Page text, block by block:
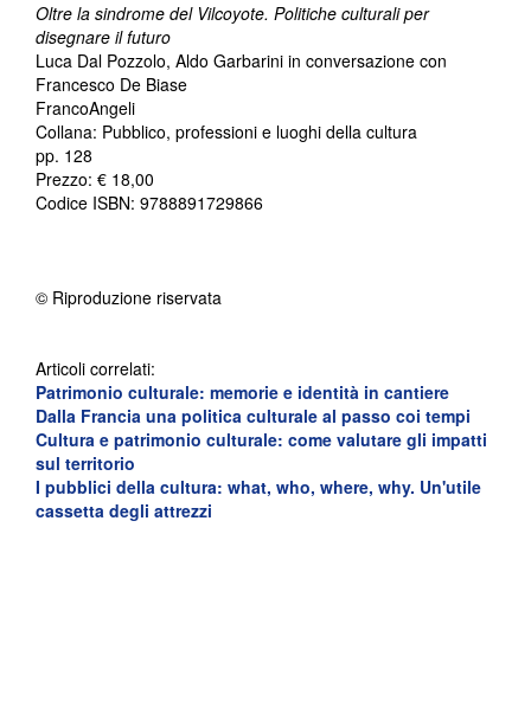
Oltre la sindrome del Vilcoyote. Politiche culturali per
disegnare il futuro
Luca Dal Pozzolo, Aldo Garbarini in conversazione con
Francesco De Biase
FrancoAngeli
Collana: Pubblico, professioni e luoghi della cultura
pp. 128
Prezzo: € 18,00
Codice ISBN: 9788891729866
© Riproduzione riservata
Articoli correlati:
Patrimonio culturale: memorie e identità in cantiere
Dalla Francia una politica culturale al passo coi tempi
Cultura e patrimonio culturale: come valutare gli impatti
sul territorio
I pubblici della cultura: what, who, where, why. Un'utile
cassetta degli attrezzi